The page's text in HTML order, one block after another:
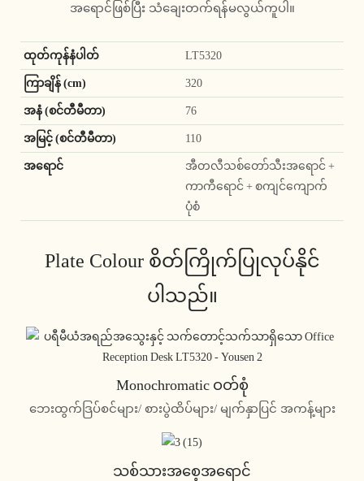
အရောင်ဖြစ်ပြီး သံချေးတက်ရန်မလွယ်ကူပါ။
ထုတ်ကုန်နံပါတ် LT5320
ကြာချိန် (cm) 320
အနံ (စင်တီမီတာ) 76
အမြင့် (စင်တီမီတာ) 110
အရောင်
အီတလီသစ်တော်သီးအရောင် +
ကာကီရောင် + စကျင်ကျောက်
ပုံစံ
Plate Colour စိတ်ကြိုက်ပြုလုပ်နိုင်
ပါသည်။
Monochromatic ဝတ်စုံ
ဘေးထွက်ဒြပ်စင်များ/ စားပွဲထိပ်များ/ မျက်နှာပြင် အကန့်များ
သစ်သားအစေ့အရောင်